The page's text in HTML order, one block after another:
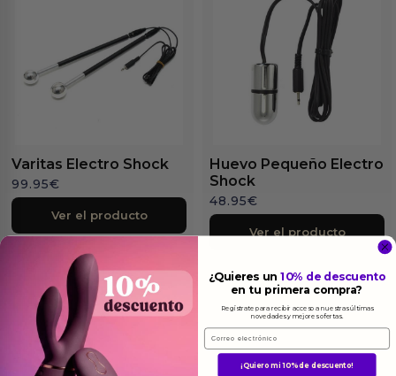
Varitas Electro Shock
99.95€
Ver el producto
Huevo Pequeño Electro
Shock
48.95€
Ver el producto
¿Quieres un10% de descuento
en tu primera compra?
Regístrate para recibir acceso a nuestras últimas
novedades y mejores ofertas.
Email
¡Quiero mi 10% de descuento!